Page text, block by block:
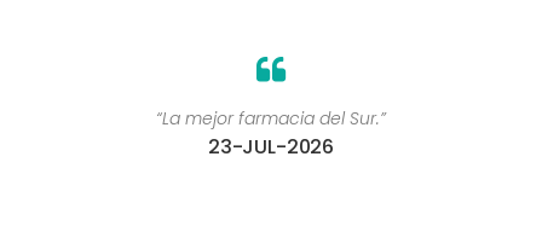
“La mejor farmacia del Sur.”
23-JUL-2026